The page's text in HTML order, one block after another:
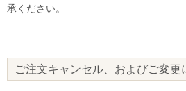
承ください。
ご注文キャンセル、およびご変更